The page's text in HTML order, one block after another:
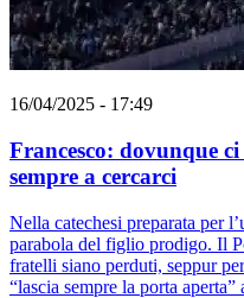
16/04/2025 - 17:49
Francesco: dovunque
sempre a cercarci
Nella catechesi preparata per
parabola del figlio prodigo. Il
fratelli siano perduti, seppur
“lascia sempre la porta